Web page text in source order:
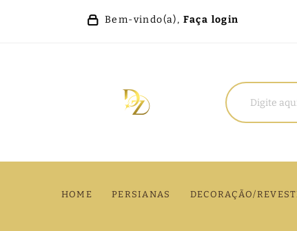
Bem-vindo(a), Faça login
HOME PERSIANAS DECORAÇÃO/